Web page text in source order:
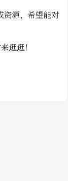
资源，希望能对
逛逛！